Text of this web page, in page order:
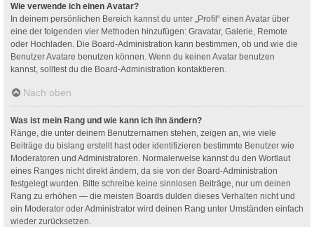
Wie verwende ich einen Avatar?
In deinem persönlichen Bereich kannst du unter „Profil“ einen Avatar über
eine der folgenden vier Methoden hinzufügen: Gravatar, Galerie, Remote
oder Hochladen. Die Board-Administration kann bestimmen, ob und wie die
Benutzer Avatare benutzen können. Wenn du keinen Avatar benutzen
kannst, solltest du die Board-Administration kontaktieren.
Nach oben
Was ist mein Rang und wie kann ich ihn ändern?
Ränge, die unter deinem Benutzernamen stehen, zeigen an, wie viele
Beiträge du bislang erstellt hast oder identifizieren bestimmte Benutzer wie
Moderatoren und Administratoren. Normalerweise kannst du den Wortlaut
eines Ranges nicht direkt ändern, da sie von der Board-Administration
festgelegt wurden. Bitte schreibe keine sinnlosen Beiträge, nur um deinen
Rang zu erhöhen — die meisten Boards dulden dieses Verhalten nicht und
ein Moderator oder Administrator wird deinen Rang unter Umständen einfach
wieder zurücksetzen.